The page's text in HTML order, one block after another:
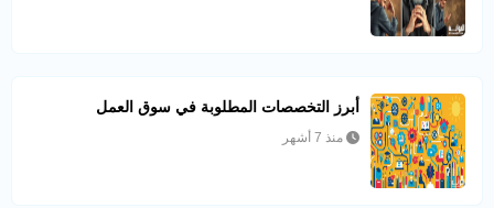
أبرز التخصصات المطلوبة في سوق العمل
منذ 7 أشهر